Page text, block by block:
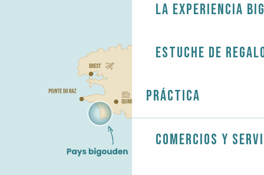
La experiencia
Estuche de
Práctica
Comercios y